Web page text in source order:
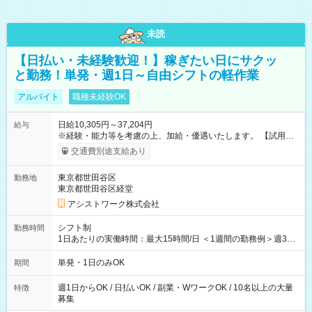
未読
【日払い・未経験歓迎！】稼ぎたい日にサクッ
と勤務！単発・週1日～自由シフトの軽作業
アルバイト 職種未経験OK
給与
日給10,305円～37,204円
※経験・能力等を考慮の上、加給・優遇いたします。 【試用期
間】試用期間なし
交通費別途支給あり
勤務地
東京都世田谷区
東京都世田谷区経堂
アシストワーク株式会社
勤務時間
シフト制
1日あたりの実働時間：最大15時間/日 ＜1週間の勤務例＞週3回
勤務 勤務：月・水・金 休み：火・木・土・日 好きな時にお仕事
可能です！ ※1日あたりの最大実働時間は日勤、夜勤共に勤務し
期間 単発・1日のみOK
特徴
週1日からOK / 日払いOK / 副業・WワークOK / 10名以上の大量
募集